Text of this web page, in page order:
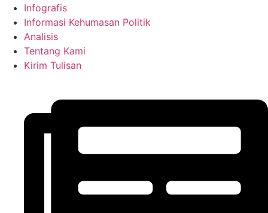
Infografis
Informasi Kehumasan Politik
Analisis
Tentang Kami
Kirim Tulisan